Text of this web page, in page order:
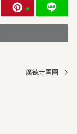
廣徳寺霊園